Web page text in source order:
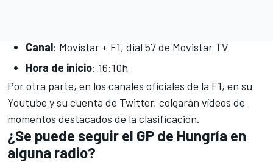
Canal: Movistar + F1, dial 57 de Movistar TV
Hora de inicio: 16:10h
Por otra parte, en los canales oficiales de la F1, en su
Youtube y su cuenta de Twitter, colgarán vídeos de
momentos destacados de la clasificación.
¿Se puede seguir el GP de Hungría en
alguna radio?